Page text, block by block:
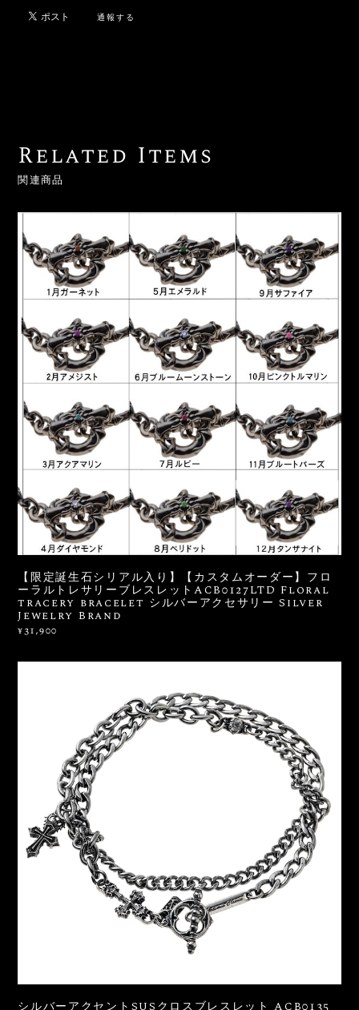
通報する
Related Items
関連商品
【限定誕生石シリアル入り】【カスタムオーダー】フロ
ーラルトレサリーブレスレットACB0127LTD Floral
tracery bracelet シルバーアクセサリー Silver
Jewelry Brand
¥31,900